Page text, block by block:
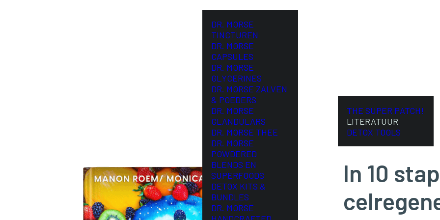
DR. MORSE
TINCTUREN
DR. MORSE
CAPSULES
DR. MORSE
GLYCERINES
DR. MORSE ZALVEN
& POEDERS
DR. MORSE
GLANDULARS
DR. MORSE THEE
DR. MORSE
POWDERED
BLENDS EN
SUPERFOODS
DETOX KITS &
BUNDLES
DR. MORSE
THE SUPER PATCH!
LITERATUUR
DETOX TOOLS
In 10